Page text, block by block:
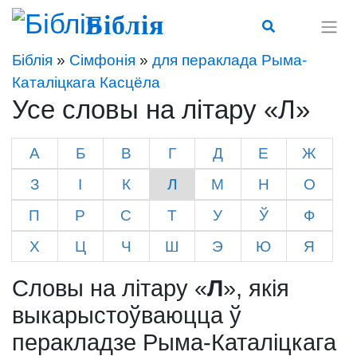
Біблія
Біблія » Сімфонія » для пераклада Рыма-
Каталіцкага Касцёла
Усе словы на літару «Л»
А Б В Г Д Е
Ж
З
І К Л М Н
О
П
Р С Т У Ў
Ф
Х
Ц Ч Ш Э Ю Я
Словы на літару «Л», якія
выкарыстоўваюцца ў
перакладзе Рыма-Каталіцкага